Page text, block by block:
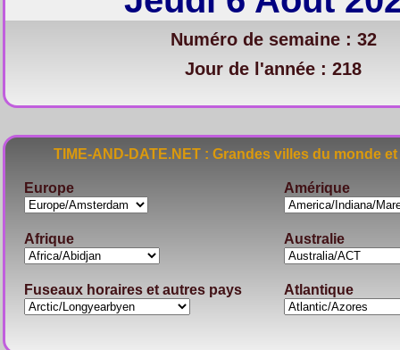
Numéro de semaine : 32
Jour de l'année : 218
TIME-AND-DATE.NET : Grandes villes du
Europe Amérique
Afrique Australie
Fuseaux horaires et autres pays Atlantique